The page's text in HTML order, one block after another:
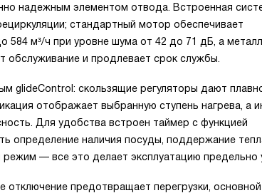
надежным элементом отвода. Встроенная
стандартный мотор обеспечивает
584 м³/ч при уровне шума от 42 до 71 дБ, а
и продлевает срок службы.
glideControl: скользящие регуляторы дают
отображает выбранную ступень нагрева, а
Для удобства встроен таймер с функцией
определение наличия посуды, поддержание
— все это делает эксплуатацию предельно
предотвращает перегрузки, основной